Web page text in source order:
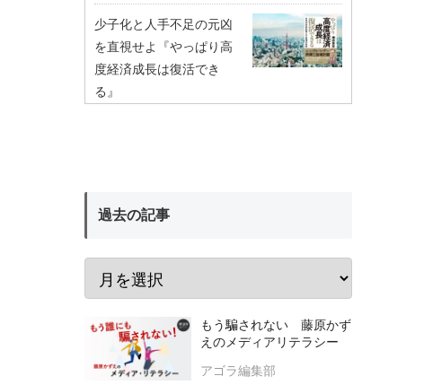
少子化と人手不足の元凶
を直視せよ『やっぱり高
度経済成長は復活でき
る』
過去の記事
もう騙されない 藤原かず
えのメディアリテラシー
アゴラ編集部